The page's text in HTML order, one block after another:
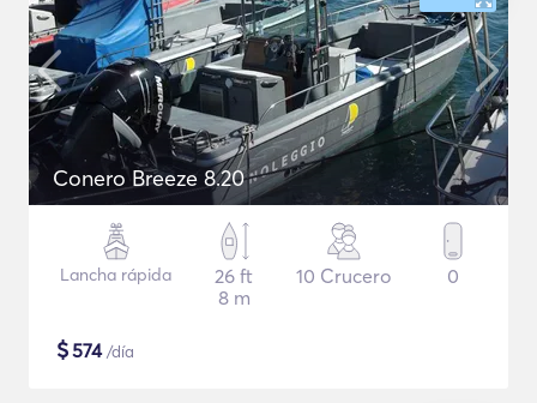
Conero Breeze 8.20
Lancha rápida
26 ft
8 m
10 Crucero 0
$574/día